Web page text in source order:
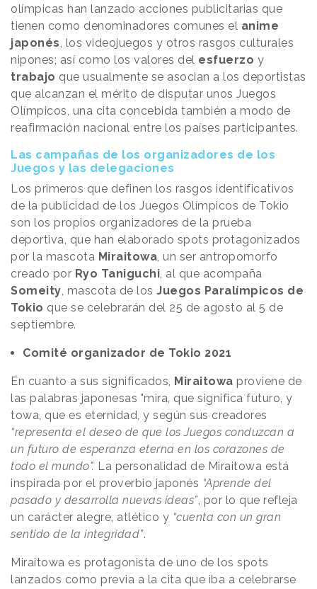
olímpicas han lanzado acciones publicitarias que
tienen como denominadores comunes el anime
japonés, los videojuegos y otros rasgos culturales
nipones; así como los valores del esfuerzo y
trabajo que usualmente se asocian a los deportistas
que alcanzan el mérito de disputar unos Juegos
Olímpicos, una cita concebida también a modo de
reafirmación nacional entre los países participantes.
Las campañas de los organizadores de los
Juegos y las delegaciones
Los primeros que definen los rasgos identificativos
de la publicidad de los Juegos Olímpicos de Tokio
son los propios organizadores de la prueba
deportiva, que han elaborado spots protagonizados
por la mascota Miraitowa, un ser antropomorfo
creado por Ryo Taniguchi, al que acompaña
Someity, mascota de los Juegos Paralímpicos de
Tokio que se celebrarán del 25 de agosto al 5 de
septiembre.
Comité organizador de Tokio 2021
En cuanto a sus significados, Miraitowa proviene de
las palabras japonesas "mira, que significa futuro, y
towa, que es eternidad, y según sus creadores
“representa el deseo de que los Juegos conduzcan a
un futuro de esperanza eterna en los corazones de
todo el mundo". La personalidad de Miraitowa está
inspirada por el proverbio japonés “Aprende del
pasado y desarrolla nuevas ideas”, por lo que refleja
un carácter alegre, atlético y “cuenta con un gran
sentido de la integridad”.
Miraitowa es protagonista de uno de los spots
lanzados como previa a la cita que iba a celebrarse